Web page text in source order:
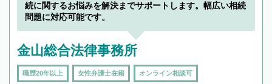
続に関するお悩みを解決までサポートします。幅広い相続
問題に対応可能です。
金山総合法律事務所
職歴20年以上 女性弁護士在籍 オンライン相談可